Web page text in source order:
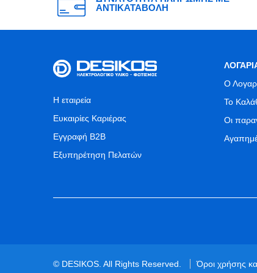
ΑΝΤΙΚΑΤΑΒΟΛΗ
Η εταιρεία
Ευκαιρίες Καριέρας
Εγγραφή B2B
Εξυπηρέτηση Πελατών
Ο
Το
Οι
© DESIKOS. All Rights Reserved. Όροι χρήσης